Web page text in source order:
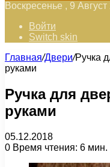
Воскресенье , 9 Август
Войти
Switch skin
Главная/Двери/Ручка
руками
Ручка для
руками
05.12.2018
0 Время чтения: 6 мин.